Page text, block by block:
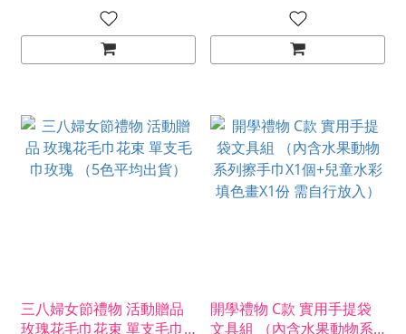
三八婦女節禮物 活動贈品
玫瑰花毛巾花束 單支毛巾
開學禮物 C款 實用手提袋
文具組 （內含水果動物系